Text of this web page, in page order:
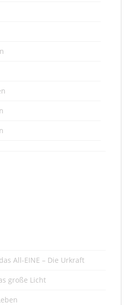
All-EINE – Die Urkraft
große Licht